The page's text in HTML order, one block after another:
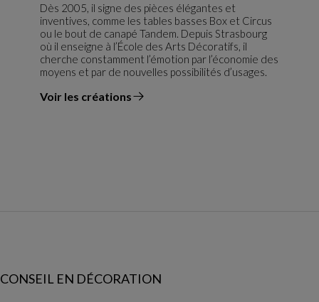
Dès 2005, il signe des pièces élégantes et
inventives, comme les tables basses Box et Circus
ou le bout de canapé Tandem. Depuis Strasbourg
où il enseigne à l’École des Arts Décoratifs, il
cherche constamment l’émotion par l’économie des
moyens et par de nouvelles possibilités d’usages.
Voir les créations
du designer
CONSEIL EN DÉCORATION